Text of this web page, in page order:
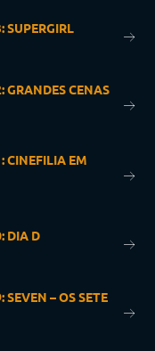
CENAS
CINEFILIA EM
DIA D
– OS SETE